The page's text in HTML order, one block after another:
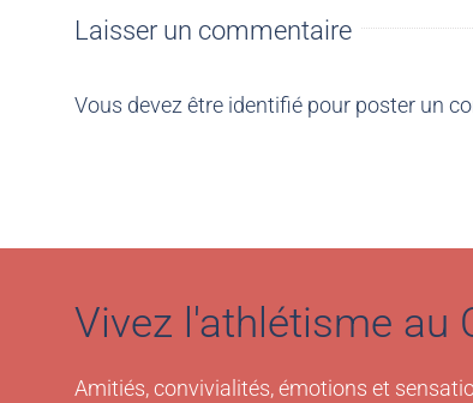
Laisser un commentaire
Vous devez être identifié pour poster un
Vivez l'athlétisme au
Amitiés, convivialités, émotions et